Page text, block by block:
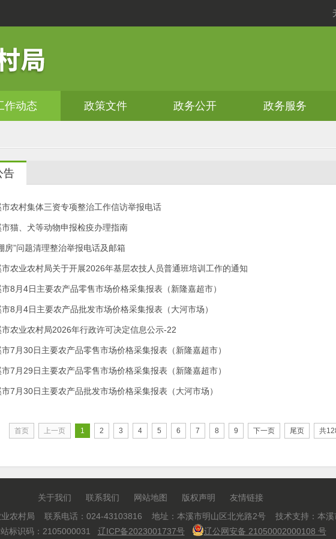
作动态 政策文件 政务公开 政务服务
告
市农村集体三资专项整治工作信访举报电话
市猫、犬等动物申报检疫办理指南
房”问题清理整治举报电话及邮箱
市农业农村局关于开展2026年基层农技人员普通班培训工作的通知
8月4日主要农产品零售市场价格采集报表（新隆嘉超市）
8月4日主要农产品批发市场价格采集报表（大河市场）
市农业农村局2026年行政许可决定信息公示-22
7月30日主要农产品零售市场价格采集报表（新隆嘉超市）
7月29日主要农产品零售市场价格采集报表（新隆嘉超市）
7月30日主要农产品批发市场价格采集报表（大河市场）
首页 上一页 1 2 3 4 5 6 7 8 9 下一页 尾页 共
关于我们 联系我们 网站地图 版权声明
友情链接
业农村局 联系电话：024-43103816 地址：本溪市明山区北光路2号 技术支持：本溪
标识码：2105000031 辽ICP备2023001737号 辽公网安备 21050002000108 号